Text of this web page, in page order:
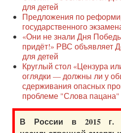
Образование
Наше сопротивление
Регионы
Видео
для детей
Предложения по
государственного
«Они не знали Дня
придёт!» РВС объявляет
для детей
Круглый стол «Цензура
оглядки — должны ли у
сдерживания опасных
проблеме "Слова пацана"
В России в 2015 г.